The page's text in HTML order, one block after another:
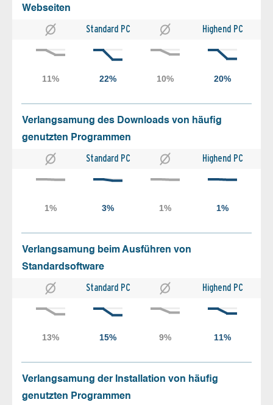
Webseiten
Standard PC Highend PC
Verlangsamung des Downloads von häufig
genutzten Programmen
Standard PC Highend PC
Verlangsamung beim Ausführen von
Standardsoftware
Standard PC Highend PC
Verlangsamung der Installation von häufig
genutzten Programmen